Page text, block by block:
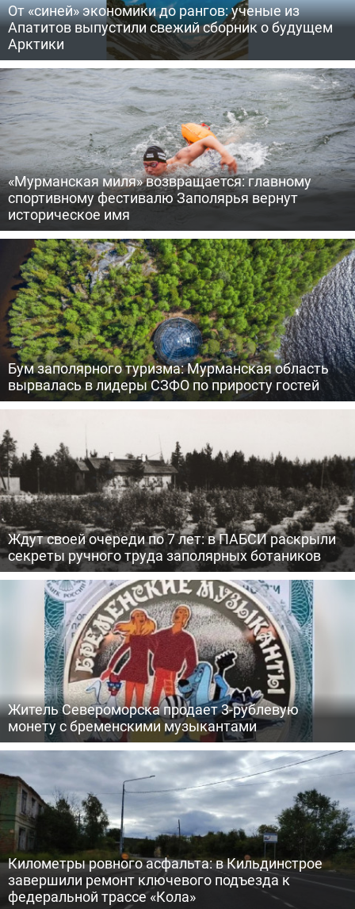
От «синей» экономики до рангов: ученые из
Апатитов выпустили свежий сборник о будущем
Арктики
«Мурманская миля» возвращается: главному
спортивному фестивалю Заполярья вернут
историческое имя
Бум заполярного туризма: Мурманская область
вырвалась в лидеры СЗФО по приросту гостей
Ждут своей очереди по 7 лет: в ПАБСИ раскрыли
секреты ручного труда заполярных ботаников
Житель Североморска продает 3-рублевую
монету с бременскими музыкантами
Километры ровного асфальта: в Кильдинстрое
завершили ремонт ключевого подъезда к
федеральной трассе «Кола»